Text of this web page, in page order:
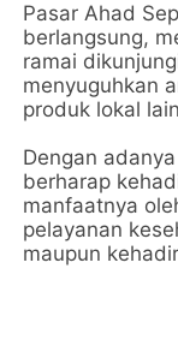
Pasar Ahad
berlangsung,
ramai
menyuguhkan
produk lokal
Dengan
berharap
manfaatnya
pelayanan
maupun